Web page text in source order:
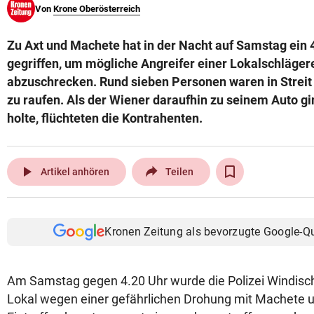
© Krone Multimedia GmbH & Co KG 2026
Von Krone Oberösterreich
Zu Axt und Machete hat in der Nacht auf Samstag
gegriffen, um mögliche Angreifer einer
abzuschrecken. Rund sieben Personen waren in
zu raufen. Als der Wiener daraufhin zu seinem Auto
holte, flüchteten die Kontrahenten.
play_arrow Artikel anhören Teilen
Kronen Zeitung als bevorzugte Google-
Am Samstag gegen 4.20 Uhr wurde die Polizei
Lokal wegen einer gefährlichen Drohung mit Machete